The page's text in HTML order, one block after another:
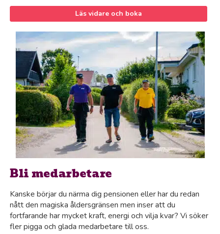
Läs vidare och boka
Bli medarbetare
Kanske börjar du närma dig pensionen eller har du redan
nått den magiska åldersgränsen men inser att du
fortfarande har mycket kraft, energi och vilja kvar? Vi söker
fler pigga och glada medarbetare till oss.